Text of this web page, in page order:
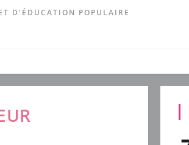
D'ÉDUCATION POPULAIRE